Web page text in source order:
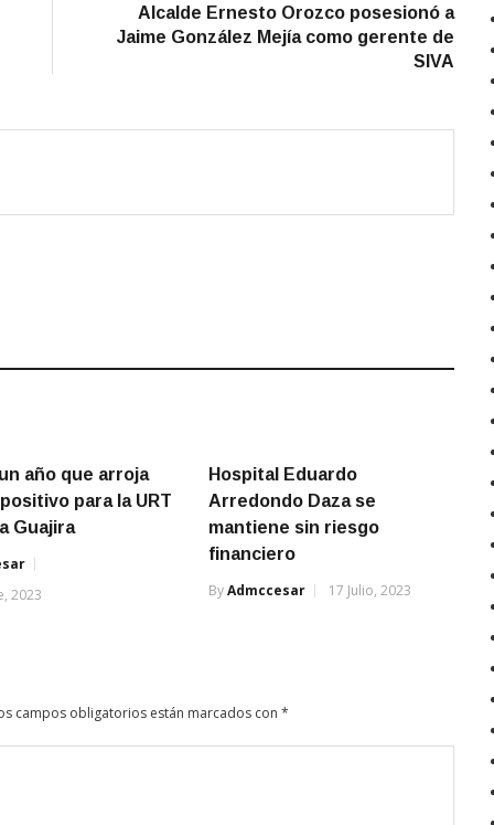
post:
Alcalde Ernesto Orozco posesionó a
Jaime González Mejía como gerente de
SIVA
un año que arroja
para la URT
Guajira
2023
Hospital Eduardo
Arredondo Daza se
mantiene sin riesgo
financiero
ByAdmccesar 17 Julio, 2023
campos obligatorios están marcados con *